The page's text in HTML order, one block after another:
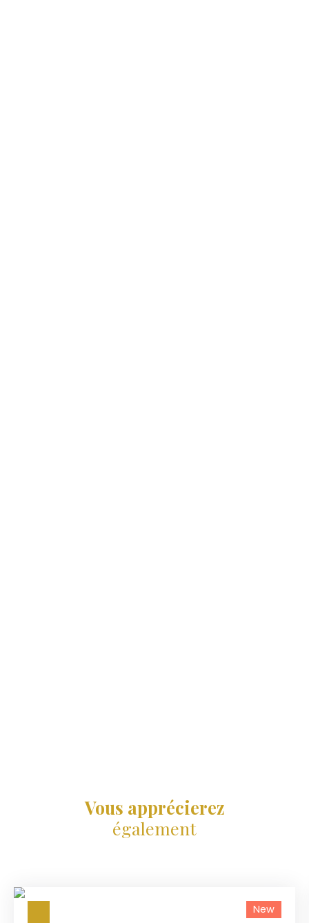
Vous apprécierez
également
New